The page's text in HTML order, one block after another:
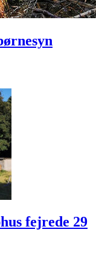
fejrede 29